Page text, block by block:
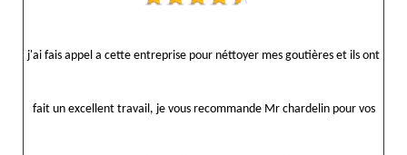
j'ai fais appel a cette entreprise pour néttoyer mes goutières et ils ont
fait un excellent travail, je vous recommande Mr chardelin pour vos